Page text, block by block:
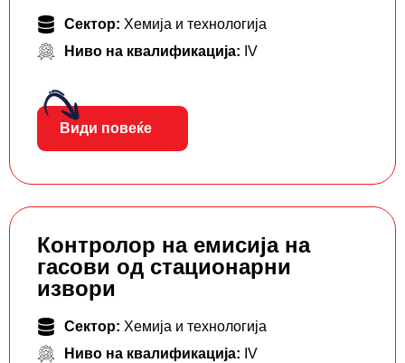
Сектор: Хемија и технологија
Ниво на квалификација: IV
Види повеќе
Контролор на емисија на
гасови од стационарни
извори
Сектор: Хемија и технологија
Ниво на квалификација: IV